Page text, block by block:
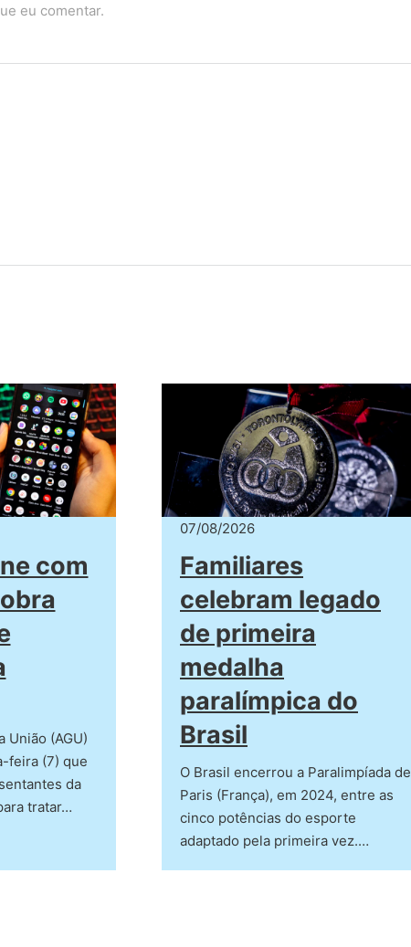
eu comentar.
com
União (AGU)
feira (7) que
da
tratar…
07/08/2026
Familiares
celebram legado
de primeira
medalha
paralímpica do
Brasil
O Brasil encerrou a Paralimpíada de
Paris (França), em 2024, entre as
cinco potências do esporte
adaptado pela primeira vez.…